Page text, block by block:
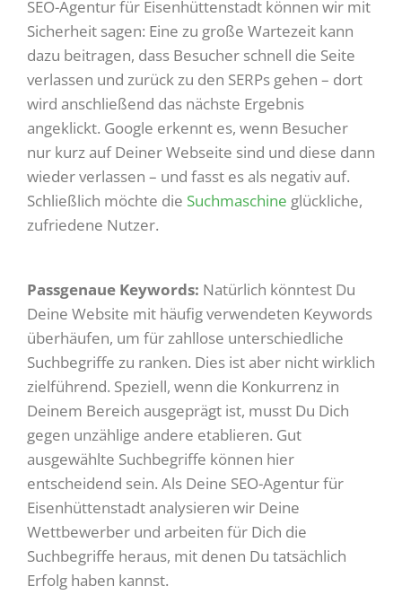
SEO-Agentur für Eisenhüttenstadt können wir mit
Sicherheit sagen: Eine zu große Wartezeit kann
dazu beitragen, dass Besucher schnell die Seite
verlassen und zurück zu den SERPs gehen – dort
wird anschließend das nächste Ergebnis
angeklickt. Google erkennt es, wenn Besucher
nur kurz auf Deiner Webseite sind und diese dann
wieder verlassen – und fasst es als negativ auf.
Schließlich möchte die Suchmaschine glückliche,
zufriedene Nutzer.
Passgenaue Keywords: Natürlich könntest Du
Deine Website mit häufig verwendeten Keywords
überhäufen, um für zahllose unterschiedliche
Suchbegriffe zu ranken. Dies ist aber nicht wirklich
zielführend. Speziell, wenn die Konkurrenz in
Deinem Bereich ausgeprägt ist, musst Du Dich
gegen unzählige andere etablieren. Gut
ausgewählte Suchbegriffe können hier
entscheidend sein. Als Deine SEO-Agentur für
Eisenhüttenstadt analysieren wir Deine
Wettbewerber und arbeiten für Dich die
Suchbegriffe heraus, mit denen Du tatsächlich
Erfolg haben kannst.